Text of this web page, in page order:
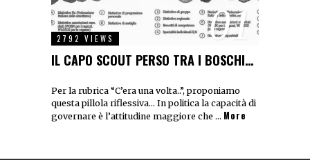
01
2792 VIEWS
IL CAPO SCOUT PERSO TRA I BOSCHI…
Per la rubrica “C’era una volta..”, proponiamo
questa pillola riflessiva… In politica la capacità di
governare è l’attitudine maggiore che … More